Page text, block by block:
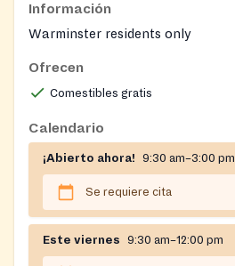
Información
Warminster residents only
Ofrecen
Comestibles gratis
Calendario
¡Abierto ahora! 9:30 am–3:00 pm
Se requiere cita
Este viernes 9:30 am–12:00 pm